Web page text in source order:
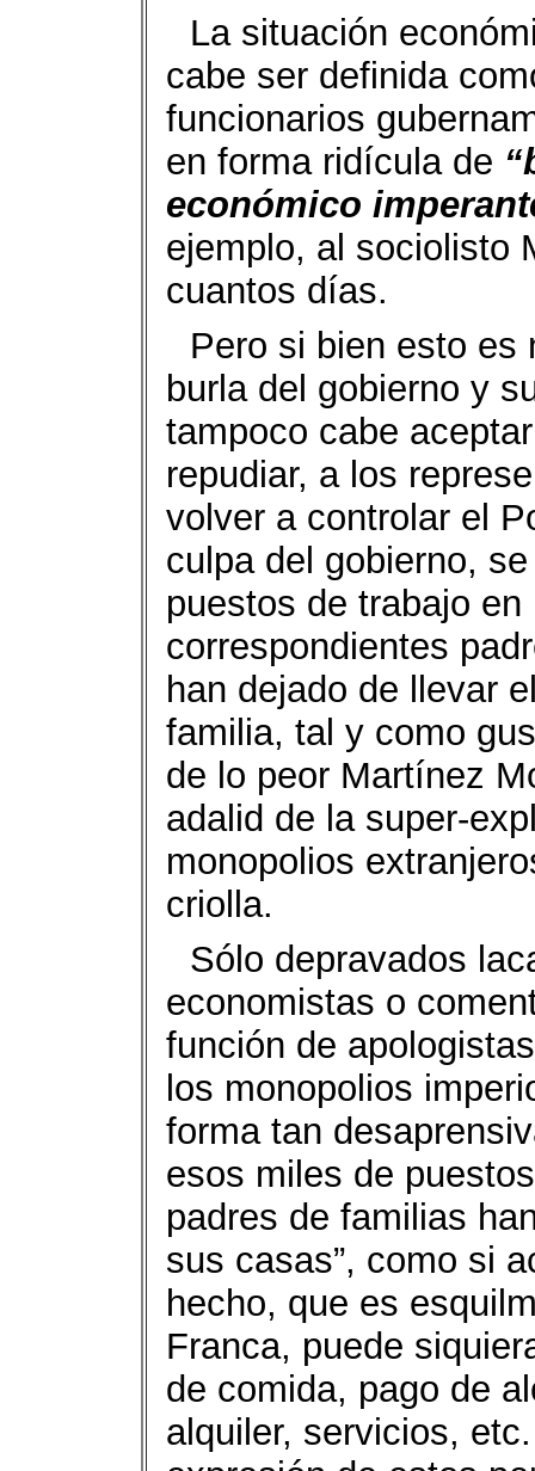
La situación
cabe ser definida
funcionarios
en forma ridícula de
económico
ejemplo, al sociolisto
cuantos días.
Pero si bien esto es
burla del gobierno y
tampoco cabe
repudiar, a los
volver a controlar el
culpa del gobierno,
puestos de trabajo
correspondientes
han dejado de llevar
familia, tal y como
de lo peor Martínez
adalid de la super-
monopolios
criolla.
Sólo depravados
economistas o
función de
los monopolios
forma tan
esos miles de
padres de familias
sus casas”, como si
hecho, que es
Franca, puede
de comida, pago de
alquiler, servicios,